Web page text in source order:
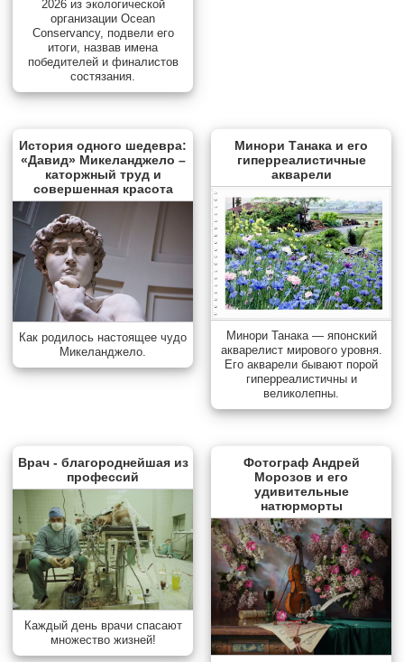
2026 из экологической
организации Ocean
Conservancy, подвели его
итоги, назвав имена
победителей и финалистов
состязания.
История одного шедевра:
«Давид» Микеланджело –
каторжный труд и
совершенная красота
Как родилось настоящее чудо
Микеланджело.
Минори Танака и его
гиперреалистичные
акварели
Минори Танака — японский
акварелист мирового уровня.
Его акварели бывают порой
гиперреалистичны и
великолепны.
Врач - благороднейшая из
профессий
Каждый день врачи спасают
множество жизней!
Фотограф Андрей
Морозов и его
удивительные
натюрморты